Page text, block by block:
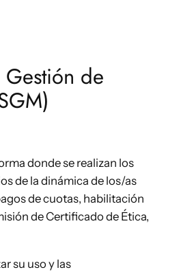
de
donde se realizan los
de la dinámica de los/as
de cuotas, habilitación
de Certificado de Ética,
su uso y las